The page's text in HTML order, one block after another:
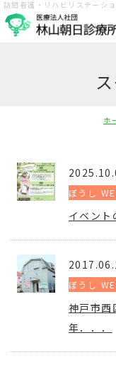
ホ
ぼうし
イベント
ぼうし
神戸市西
年．．．